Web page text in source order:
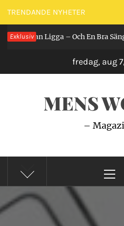
Hoppa
till
innehåll
TRENDANDE NYHETER
Exklusiv
Får Man Ligga – Och En Bra Säng
fredag, aug
MENS
–